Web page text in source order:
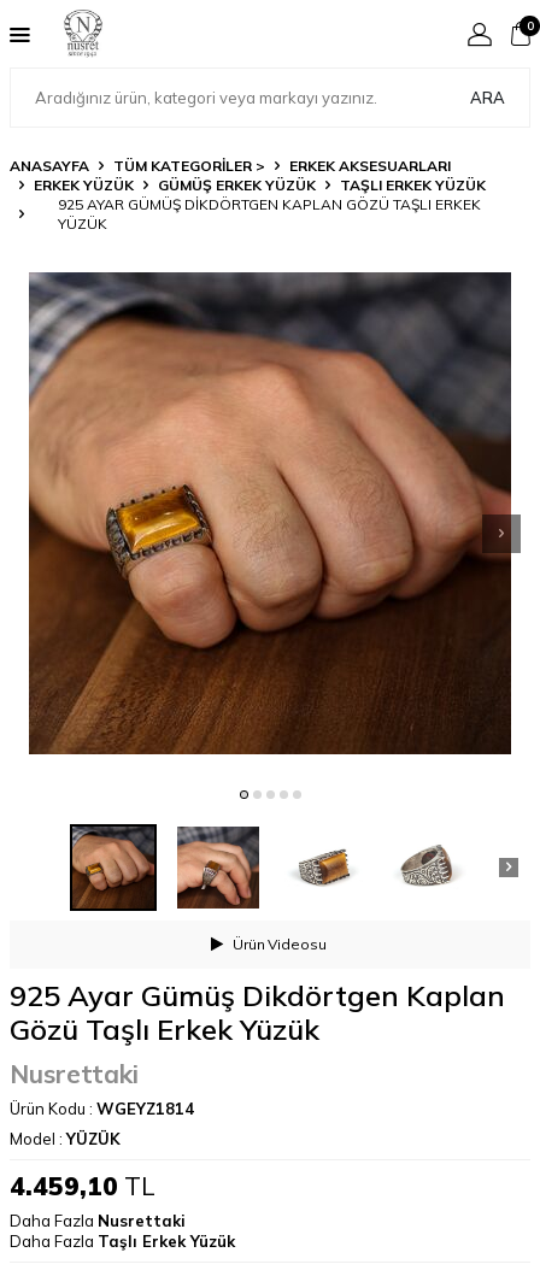
ARA
0
ANASAYFA TÜM KATEGORİLER >
ERKEK AKSESUARLARI
ERKEK YÜZÜK
GÜMÜŞ ERKEK YÜZÜK
TAŞLI ERKEK YÜZÜK
925 AYAR GÜMÜŞ DIKDÖRTGEN KAPLAN GÖZÜ TAŞLI ERKEK
YÜZÜK
Ürün Videosu
925 Ayar Gümüş Dikdörtgen Kaplan
Gözü Taşlı Erkek Yüzük
Nusrettaki
Ürün Kodu : WGEYZ1814
Model :YÜZÜK
4.459,10 TL
Daha Fazla Nusrettaki
Daha Fazla Taşlı Erkek Yüzük